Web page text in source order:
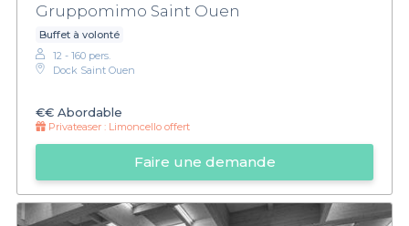
Gruppomimo Saint Ouen
Buffet à volonté
12 - 160 pers.
Dock Saint Ouen
€€ Abordable
Privateaser : Limoncello offert
Faire une demande